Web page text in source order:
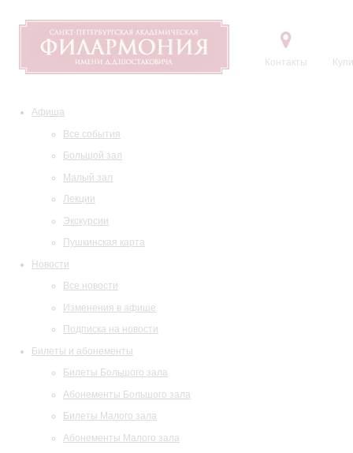
Контакты
Афиша
Все события
Большой зал
Малый зал
Лекции
Экскурсии
Пушкинская карта
Новости
Все новости
Изменения в афише
Подписка на новости
Билеты и абонементы
Билеты Большого зала
Абонементы Большого зала
Билеты Малого зала
Абонементы Малого зала